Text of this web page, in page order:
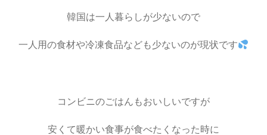
韓国は一人暮らしが少ないので
一人用の食材や冷凍食品なども少ないのが現状です
コンビニのごはんもおいしいですが
安くて暖かい食事が食べたくなった時に